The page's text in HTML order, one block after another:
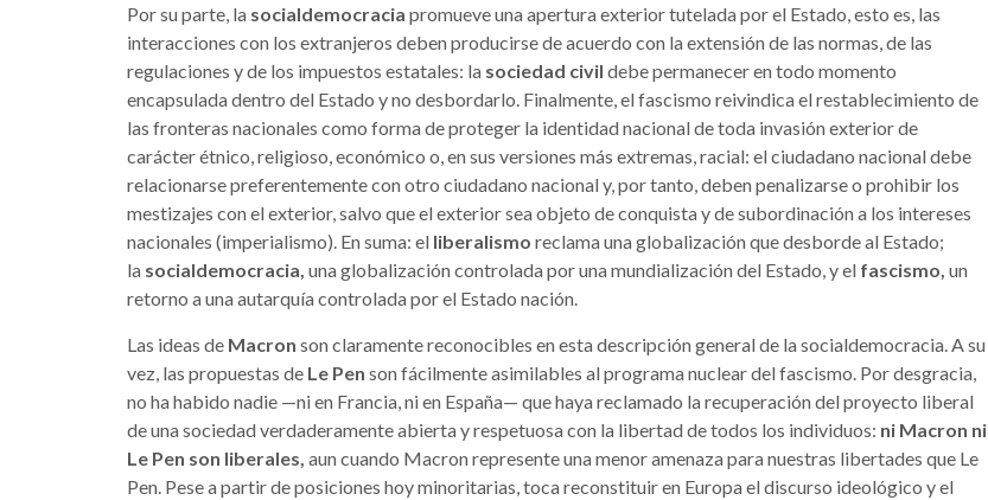
Por su parte, la socialdemocracia promueve una apertura exterior tutelada por el Estado, esto es, las
interacciones con los extranjeros deben producirse de acuerdo con la extensión de las normas, de las
regulaciones y de los impuestos estatales: la sociedad civil debe permanecer en todo momento
encapsulada dentro del Estado y no desbordarlo. Finalmente, el fascismo reivindica el restablecimiento de
las fronteras nacionales como forma de proteger la identidad nacional de toda invasión exterior de
carácter étnico, religioso, económico o, en sus versiones más extremas, racial: el ciudadano nacional debe
relacionarse preferentemente con otro ciudadano nacional y, por tanto, deben penalizarse o prohibir los
mestizajes con el exterior, salvo que el exterior sea objeto de conquista y de subordinación a los intereses
nacionales (imperialismo). En suma: el liberalismo reclama una globalización que desborde al Estado;
la socialdemocracia, una globalización controlada por una mundialización del Estado, y el fascismo, un
retorno a una autarquía controlada por el Estado nación.
Las ideas de Macron son claramente reconocibles en esta descripción general de la socialdemocracia. A su
vez, las propuestas de Le Pen son fácilmente asimilables al programa nuclear del fascismo. Por desgracia,
no ha habido nadie —ni en Francia, ni en España— que haya reclamado la recuperación del proyecto liberal
de una sociedad verdaderamente abierta y respetuosa con la libertad de todos los individuos: ni Macron ni
Le Pen son liberales, aun cuando Macron represente una menor amenaza para nuestras libertades que Le
Pen. Pese a partir de posiciones hoy minoritarias, toca reconstituir en Europa el discurso ideológico y el